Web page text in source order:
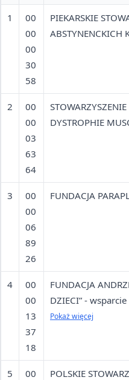
1
00
00
00
30
58
PIEKARSKIE
ABSTYNENCKICH
2
00
00
03
63
64
DYSTROPHIE
3
00
00
06
89
26
FUNDACJA
4
00
00
13
37
18
FUNDACJA
DZIECI” -
Piekarach Śląskich.
Pokaż więcej
5
00
POLSKIE